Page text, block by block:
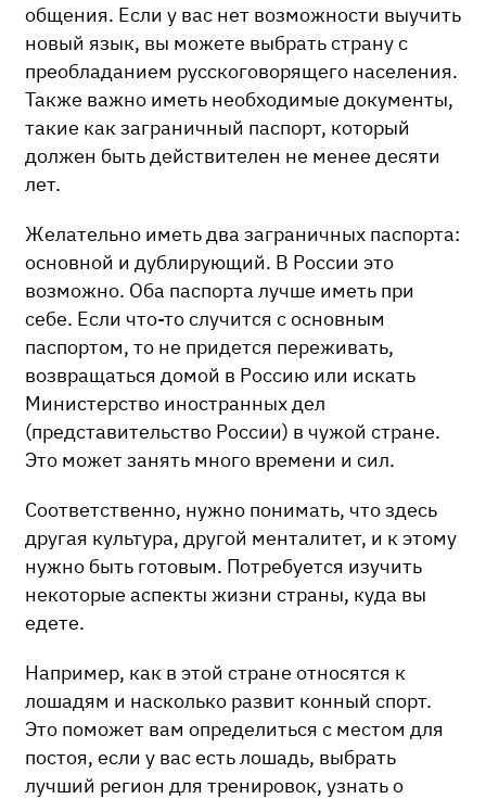
общения. Если у вас нет возможности выучить
новый язык, вы можете выбрать страну с
преобладанием русскоговорящего населения.
Также важно иметь необходимые документы,
такие как заграничный паспорт, который
должен быть действителен не менее десяти
лет.
Желательно иметь два заграничных паспорта:
основной и дублирующий. В России это
возможно. Оба паспорта лучше иметь при
себе. Если что-то случится с основным
паспортом, то не придется переживать,
возвращаться домой в Россию или искать
Министерство иностранных дел
(представительство России) в чужой стране.
Это может занять много времени и сил.
Соответственно, нужно понимать, что здесь
другая культура, другой менталитет, и к этому
нужно быть готовым. Потребуется изучить
некоторые аспекты жизни страны, куда вы
едете.
Например, как в этой стране относятся к
лошадям и насколько развит конный спорт.
Это поможет вам определиться с местом для
постоя, если у вас есть лошадь, выбрать
лучший регион для тренировок, узнать о